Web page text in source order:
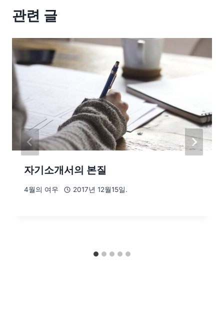
관련 글
자기소개서의 본질
4월의 여우 2017년 12월15일.